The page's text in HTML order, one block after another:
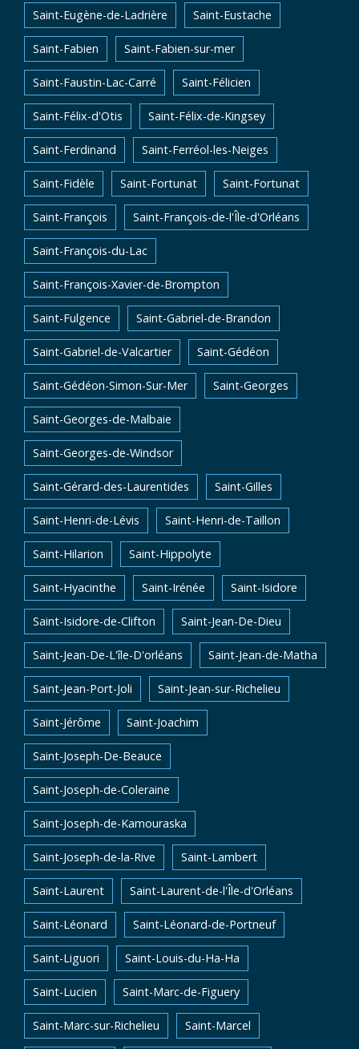
Saint-Eugène-de-Ladrière Saint-Eustache
Saint-Fabien Saint-Fabien-sur-mer
Saint-Faustin-Lac-Carré Saint-Félicien
Saint-Félix-d'Otis Saint-Félix-de-Kingsey
Saint-Ferdinand Saint-Ferréol-les-Neiges
Saint-Fidèle Saint-Fortunat Saint-Fortunat
Saint-François Saint-François-de-l'Île-d'Orléans
Saint-François-du-Lac
Saint-François-Xavier-de-Brompton
Saint-Fulgence Saint-Gabriel-de-Brandon
Saint-Gabriel-de-Valcartier Saint-Gédéon
Saint-Gédéon-Simon-Sur-Mer Saint-Georges
Saint-Georges-de-Malbaie
Saint-Georges-de-Windsor
Saint-Gérard-des-Laurentides Saint-Gilles
Saint-Henri-de-Lévis Saint-Henri-de-Taillon
Saint-Hilarion Saint-Hippolyte
Saint-Hyacinthe Saint-Irénée Saint-Isidore
Saint-Isidore-de-Clifton Saint-Jean-De-Dieu
Saint-Jean-De-L'île-D'orléans Saint-Jean-de-Matha
Saint-Jean-Port-Joli Saint-Jean-sur-Richelieu
Saint-Jérôme Saint-Joachim
Saint-Joseph-De-Beauce
Saint-Joseph-de-Coleraine
Saint-Joseph-de-Kamouraska
Saint-Joseph-de-la-Rive Saint-Lambert
Saint-Laurent Saint-Laurent-de-l'Île-d'Orléans
Saint-Léonard Saint-Léonard-de-Portneuf
Saint-Liguori Saint-Louis-du-Ha-Ha
Saint-Lucien Saint-Marc-de-Figuery
Saint-Marc-sur-Richelieu Saint-Marcel